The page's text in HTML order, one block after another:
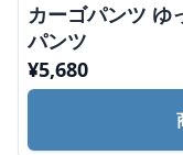
カーゴパンツ ゆったりスポーティースウェット
パンツ
¥5,680